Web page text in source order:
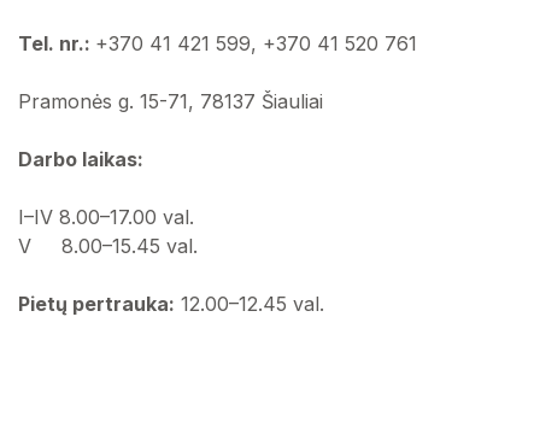
Valdyba
Projektų ir viešųjų pirkimų skyriaus vadovas
Gamybos skyriaus vadovas
Tel. nr.: +370 41 421 599, +370 41 520 761
Pramonės g. 15-71, 78137 Šiauliai
Darbo laikas:
I–IV 8.00–17.00 val.
V 8.00–15.45 val.
Pietų pertrauka: 12.00–12.45 val.